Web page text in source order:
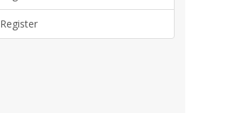
Register